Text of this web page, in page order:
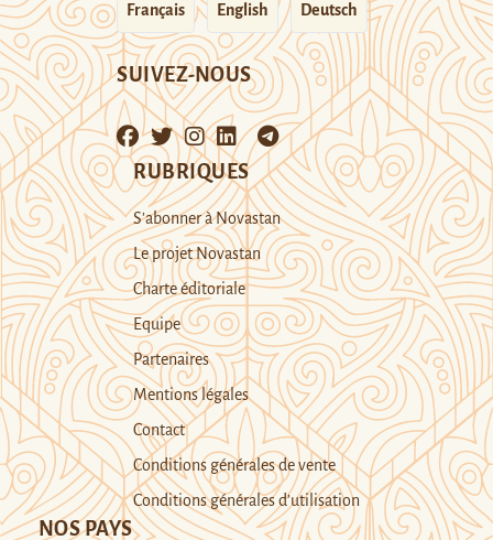
Français English Deutsch
SUIVEZ-NOUS
RUBRIQUES
S’abonner à Novastan
Le projet Novastan
Charte éditoriale
Equipe
Partenaires
Mentions légales
Contact
Conditions générales de vente
Conditions générales d’utilisation
NOS PAYS